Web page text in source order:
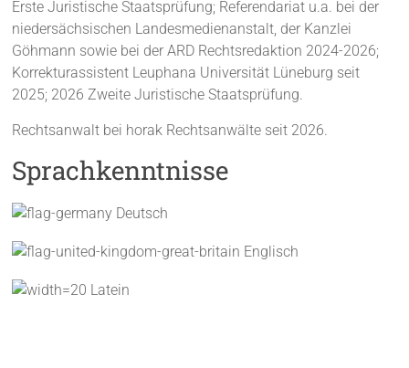
Erste Juristische Staatsprüfung; Referendariat u.a. bei der
niedersächsischen Landesmedienanstalt, der Kanzlei
Göhmann sowie bei der ARD Rechtsredaktion 2024-2026;
Korrekturassistent Leuphana Universität Lüneburg seit
2025; 2026 Zweite Juristische Staatsprüfung.
Rechtsanwalt bei horak Rechtsanwälte seit 2026.
Sprachkenntnisse
Deutsch
Englisch
Latein